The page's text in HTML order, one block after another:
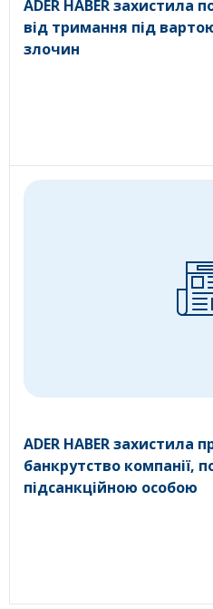
ADER HABER захистила
від тримання під
злочин
ADER HABER захистила
банкрутство компанії,
підсанкційною особою